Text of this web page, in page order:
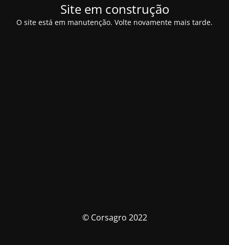
Site em construção
O site está em manutenção. Volte novamente mais tarde.
© Corsagro 2022